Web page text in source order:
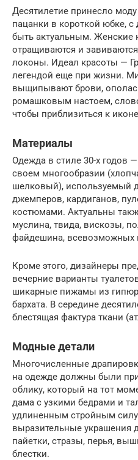
Десятилетие принесло
пацанки в короткой юбке, с
быть актуальным. Женские
отращиваются и
локоны. Идеал красоты —
легендой еще при жизни.
выщипывают брови,
ромашковым настоем,
чтобы приблизиться к
Материалы
Одежда в стиле 30-х годов
своем многообразии
шелковый), используемый
джемперов, кардиганов,
костюмами. Актуальны
муслина, твида, вискозы,
файдешина, всевозможных
Кроме этого, дизайнеры
вечерние варианты
шикарные пижамы из
бархата. В середине
блестящая фактура ткани
Модные детали
Многочисленные
на одежде должны были
облику, который на тот
дама с узкими бедрами и
удлиненным стройным
выразительные украшения
пайетки, стразы, перья,
блестки.